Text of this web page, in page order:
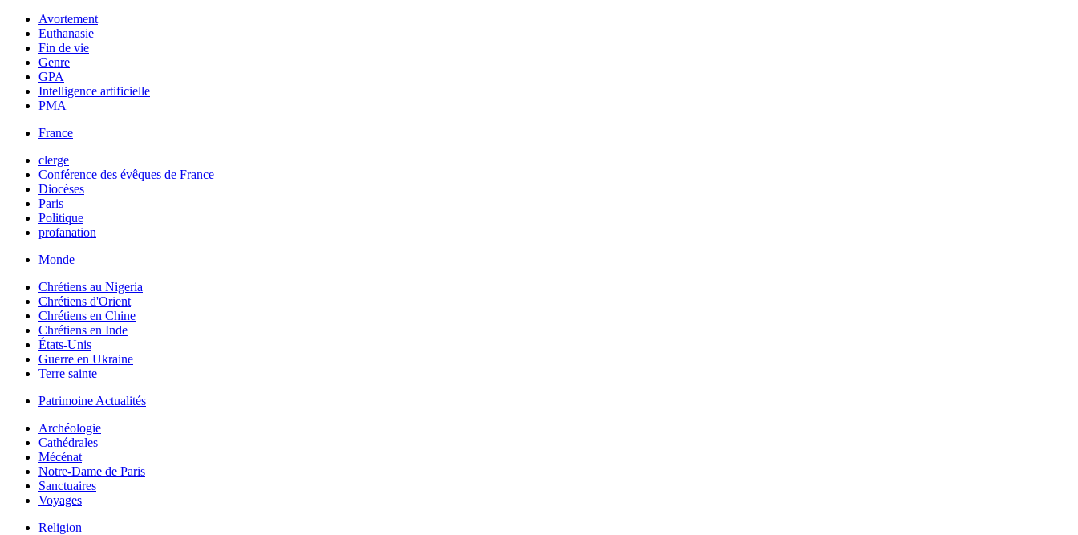
Avortement
Euthanasie
Fin de vie
Genre
GPA
Intelligence artificielle
PMA
France
clerge
Conférence des évêques de France
Diocèses
Paris
Politique
profanation
Monde
Chrétiens au Nigeria
Chrétiens d'Orient
Chrétiens en Chine
Chrétiens en Inde
États-Unis
Guerre en Ukraine
Terre sainte
Patrimoine Actualités
Archéologie
Cathédrales
Mécénat
Notre-Dame de Paris
Sanctuaires
Voyages
Religion